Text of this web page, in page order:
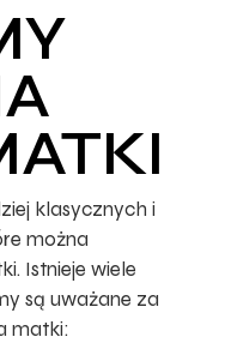
klasycznych i
można
Istnieje wiele
są uważane za
matki: